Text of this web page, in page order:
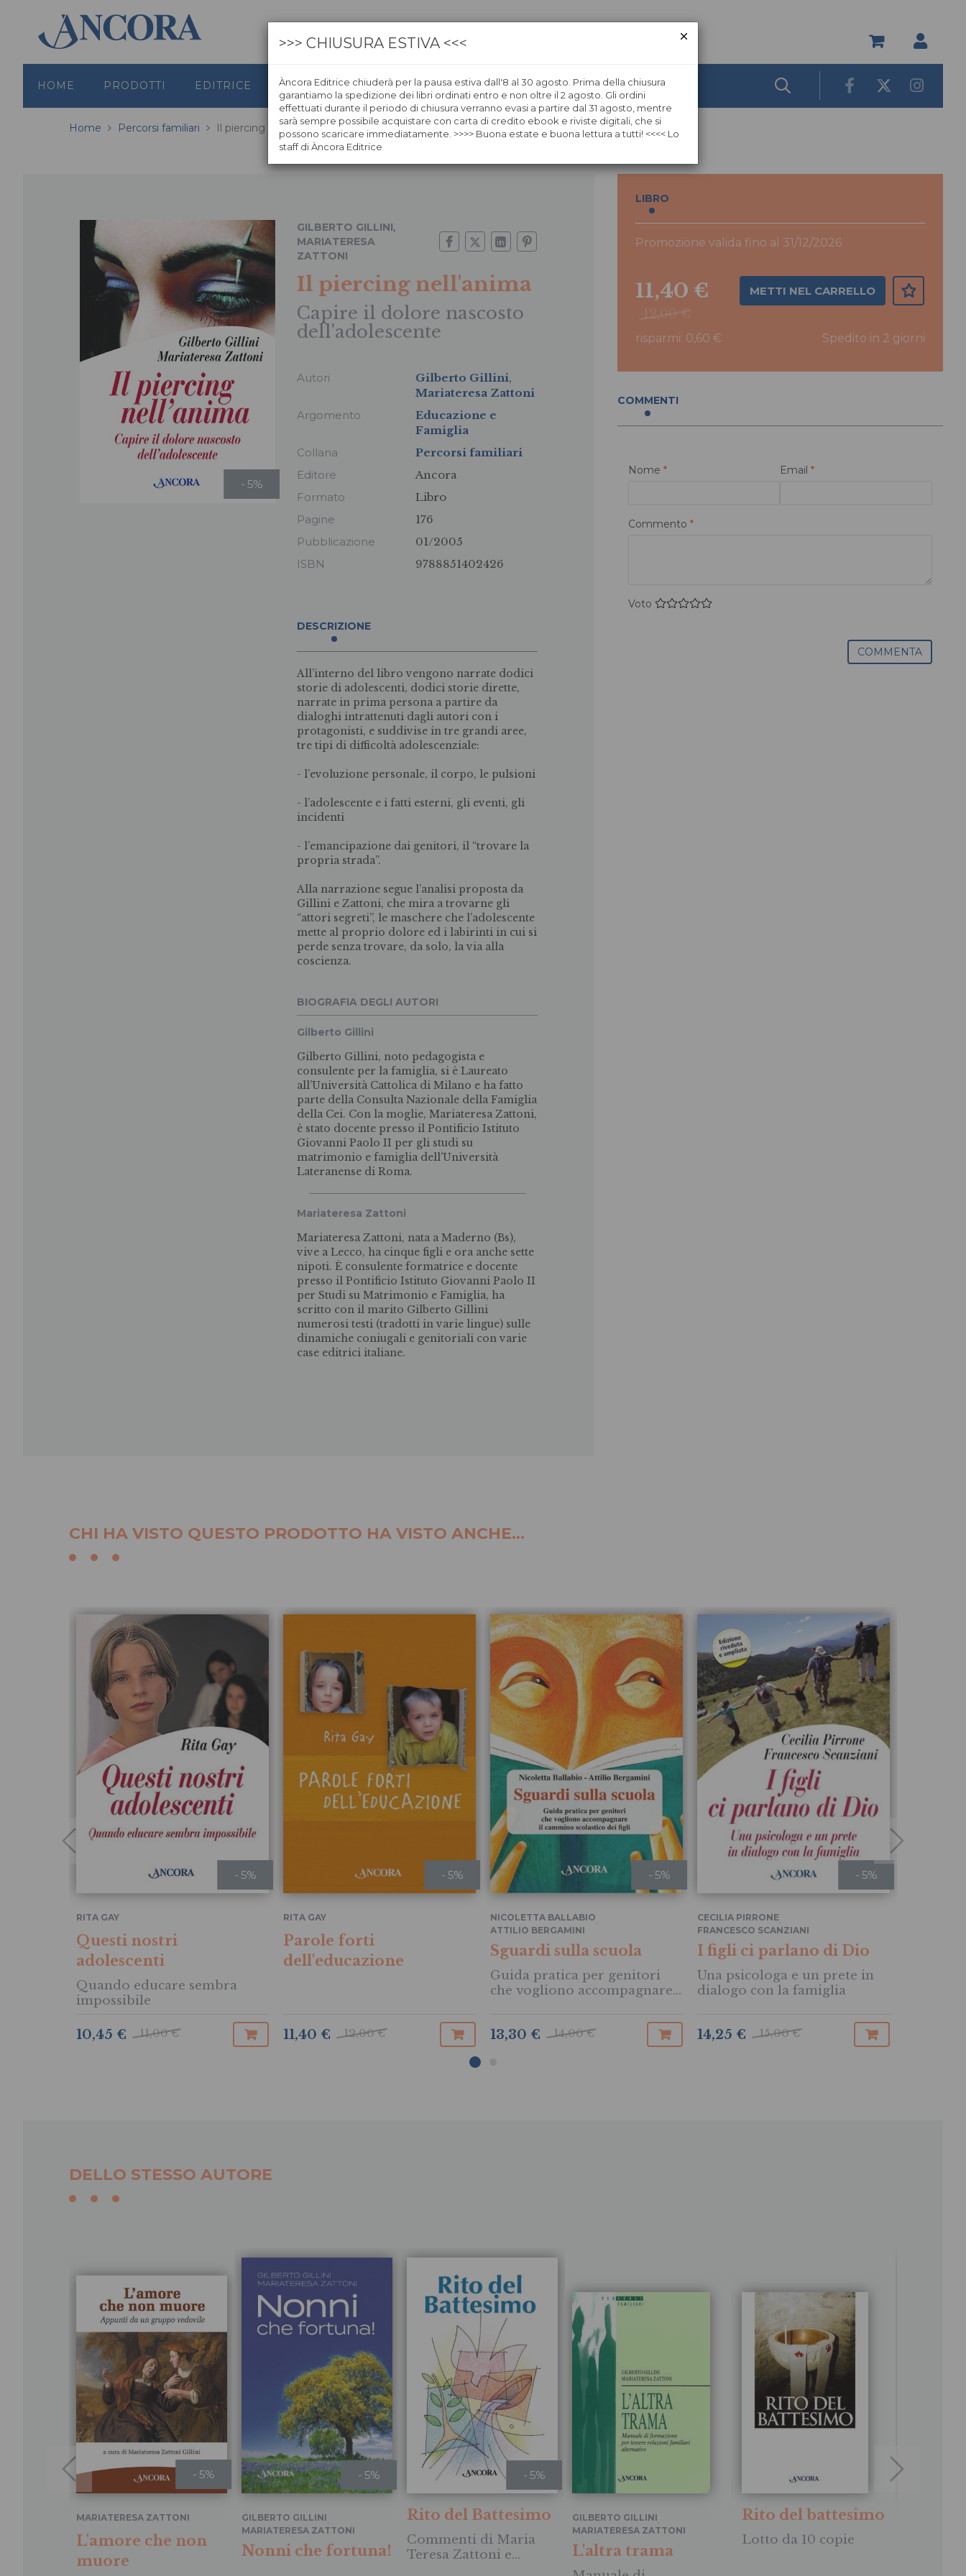
HOME PRODOTTI EDITRICE GRAFICA LIBRERIE ÀNCORAWOW
Home Percorsi familiari Il piercing nell'anima
- 5%
GILBERTO GILLINI,
MARIATERESA
ZATTONI
Il piercing nell'anima
Capire il dolore nascosto
dell'adolescente
Autori Gilberto Gillini,
Mariateresa Zattoni
Argomento
Educazione e
Famiglia
Collana
Percorsi familiari
Editore
Ancora
Formato
Libro
Pagine
176
Pubblicazione
01/2005
ISBN
9788851402426
DESCRIZIONE
All’interno del libro vengono narrate dodici
storie di adolescenti, dodici storie dirette,
narrate in prima persona a partire da
dialoghi intrattenuti dagli autori con i
protagonisti, e suddivise in tre grandi aree,
tre tipi di difficoltà adolescenziale:
- l’evoluzione personale, il corpo, le pulsioni
- l’adolescente e i fatti esterni, gli eventi, gli
incidenti
- l’emancipazione dai genitori, il “trovare la
propria strada”.
Alla narrazione segue l’analisi proposta da
Gillini e Zattoni, che mira a trovarne gli
“attori segreti”, le maschere che l’adolescente
mette al proprio dolore ed i labirinti in cui si
perde senza trovare, da solo, la via alla
coscienza.
BIOGRAFIA DEGLI AUTORI
Gilberto Gillini
Gilberto Gillini, noto pedagogista e
consulente per la famiglia, si è Laureato
all’Università Cattolica di Milano e ha fatto
parte della Consulta Nazionale della Famiglia
della Cei. Con la moglie, Mariateresa Zattoni,
è stato docente presso il Pontificio Istituto
Giovanni Paolo II per gli studi su
matrimonio e famiglia dell’Università
Lateranense di Roma.
Mariateresa Zattoni
Mariateresa Zattoni, nata a Maderno (Bs),
vive a Lecco, ha cinque figli e ora anche sette
nipoti. È consulente formatrice e docente
presso il Pontificio Istituto Giovanni Paolo II
per Studi su Matrimonio e Famiglia, ha
scritto con il marito Gilberto Gillini
numerosi testi (tradotti in varie lingue) sulle
dinamiche coniugali e genitoriali con varie
case editrici italiane.
LIBRO
Promozione valida fino al 31/12/2026
12,00 €
11,40 € METTI NEL CARRELLO
risparmi: 0,60 € Spedito in 2 giorni
COMMENTI
Nome * Email*
Commento *
Voto
COMMENTA
CHI HA VISTO QUESTO PRODOTTO HA VISTO ANCHE...
- 5%
RITA GAY
Questi nostri
adolescenti
Quando educare sembra
impossibile
11,00 €
10,45 €
- 5%
RITA GAY
Parole forti
dell'educazione
12,00 €
11,40 €
- 5%
NICOLETTA BALLABIO,
ATTILIO BERGAMINI
Sguardi sulla scuola
Guida pratica per genitori
che vogliono accompagnare
14,00 €
13,30 €
- 5%
CECILIA PIRRONE,
FRANCESCO SCANZIANI
I figli ci parlano di Dio
Una psicologa e un prete in
dialogo con la famiglia
15,00 €
14,25 €
DELLO STESSO AUTORE
- 5%
MARIATERESA ZATTONI
L'amore che non
muore
- 5%
GILBERTO GILLINI,
MARIATERESA ZATTONI
Nonni che fortuna!
- 5%
Rito del Battesimo
Commenti di Maria
Teresa Zattoni e
GILBERTO GILLINI,
MARIATERESA ZATTONI
L'altra trama
Rito del battesimo
Lotto da 10 copie
>>> CHIUSURA ESTIVA <<<
Àncora Editrice chiuderà per la pausa estiva dall'8 al 30 agosto. Prima della chiusura
garantiamo la spedizione dei libri ordinati entro e non oltre il 2 agosto. Gli ordini
effettuati durante il periodo di chiusura verranno evasi a partire dal 31 agosto, mentre
sarà sempre possibile acquistare con carta di credito ebook e riviste digitali, che si
possono scaricare immediatamente. >>>> Buona estate e buona lettura a tutti! <<<< Lo
staff di Àncora Editrice